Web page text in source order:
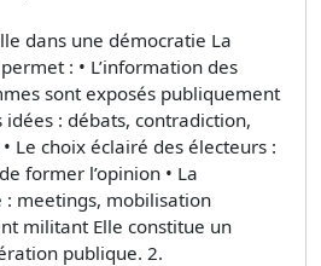
dans une démocratie La
: • L’information des
sont exposés publiquement
idées : débats, contradiction,
Le choix éclairé des électeurs :
former l’opinion • La
meetings, mobilisation
militant Elle constitue un
publique. 2.